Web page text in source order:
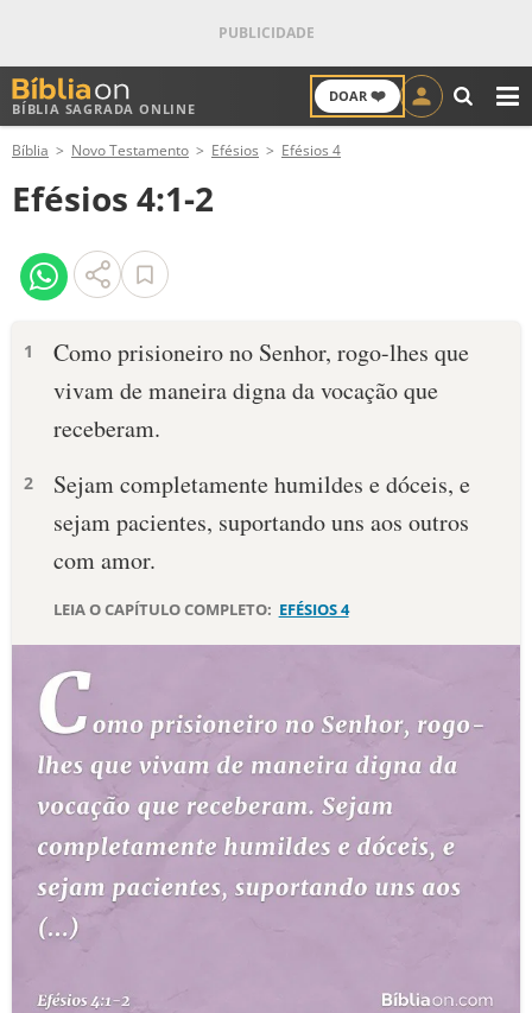
BÍBLIA SAGRADA ONLINE
DOAR ❤️
ANTIGO TESTAMENTO
NOVO TESTAMENTO
VERSÍCULOS
PALAVRA DO DIA
DEVOCIONAL DIÁRIO
10 MANDAMENTOS
ESBOÇOS DE PREGAÇÃO
TEMAS
PERGUNTE À BÍBLIA IA
TERMO BÍBLICO JOGOS
QUEM SOMOS
LOJA BÍBLIAON
Bíblia Novo Testamento Efésios Efésios 4
Efésios 4:1-2
1
Como prisioneiro no Senhor, rogo-lhes que
vivam de maneira digna da vocação que
receberam.
2
Sejam completamente humildes e dóceis, e
sejam pacientes, suportando uns aos outros
com amor.
LEIA O CAPÍTULO COMPLETO: EFÉSIOS 4